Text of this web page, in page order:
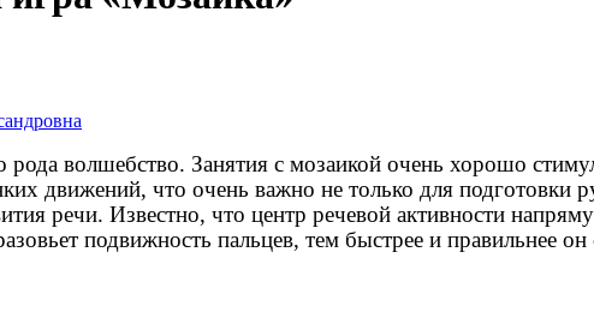
рода волшебство. Занятия с мозаикой очень хорошо
движений, что очень важно не только для подготовки
речи. Известно, что центр речевой активности
подвижность пальцев, тем быстрее и правильнее